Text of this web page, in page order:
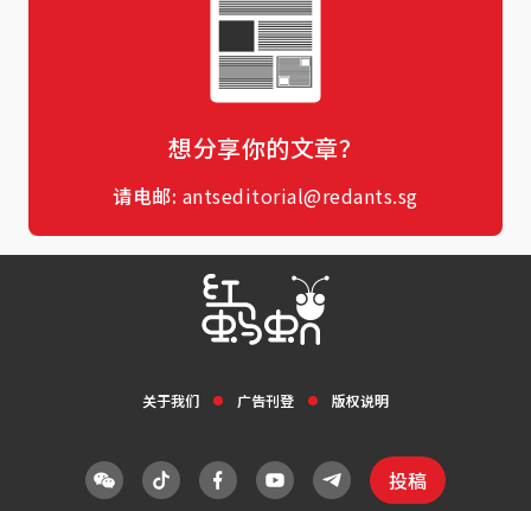
想分享你的文章？
请电邮: antseditorial@redants.sg
关于我们 广告刊登 版权说明
投稿